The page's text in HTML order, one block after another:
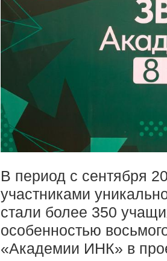
В период с сентября
участниками
стали более 350
особенностью
«Академии ИНК» в